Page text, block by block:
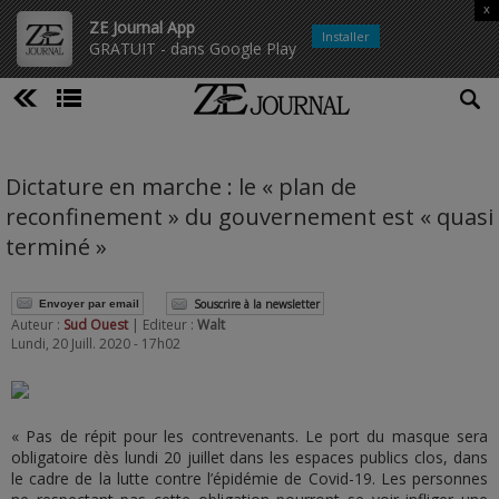
ZE Journal App
GRATUIT - dans Google Play
x
Installer
Dictature en marche : le « plan de
reconfinement » du gouvernement est « quasi
terminé »
Envoyer par email Souscrire à la newsletter
Auteur : Sud Ouest | Editeur : Walt
Lundi, 20 Juill. 2020 - 17h02
« Pas de répit pour les contrevenants. Le port du masque sera
obligatoire dès lundi 20 juillet dans les espaces publics clos, dans
le cadre de la lutte contre l’épidémie de Covid-19. Les personnes